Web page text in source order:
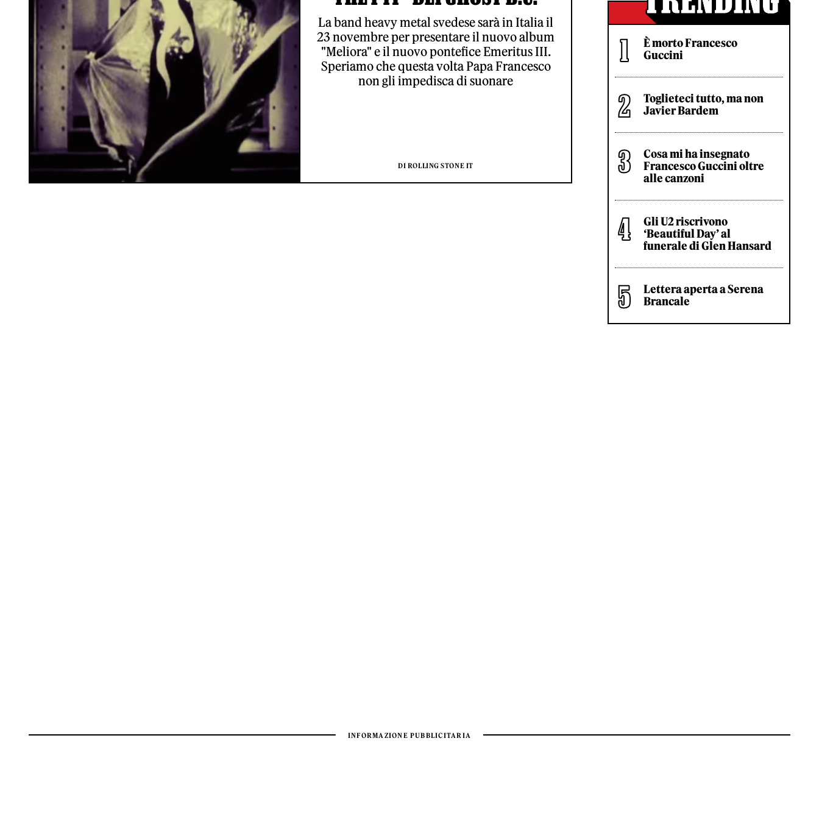
La band heavy metal svedese sarà in Italia il
23 novembre per presentare il nuovo album
"Meliora" e il nuovo pontefice Emeritus III.
Speriamo che questa volta Papa Francesco
non gli impedisca di suonare
DI ROLLING STONE IT
È morto Francesco
Guccini
Toglieteci tutto, ma non
Javier Bardem
Cosa mi ha insegnato
Francesco Guccini oltre
alle canzoni
Gli U2 riscrivono
‘Beautiful Day’ al
funerale di Glen Hansard
Lettera aperta a Serena
Brancale